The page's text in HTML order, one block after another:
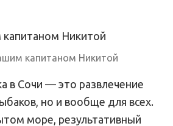
капитаном Никитой
в Сочи — это развлечение
но и вообще для всех.
море, результативный